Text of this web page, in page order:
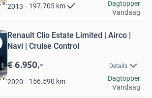
2013 197.705 km
Dagtopper
Vandaag
Renault Clio Estate Limited | Airco |
Navi | Cruise Control
€ 6.950,- Details
2020 156.590 km
Dagtopper
Vandaag